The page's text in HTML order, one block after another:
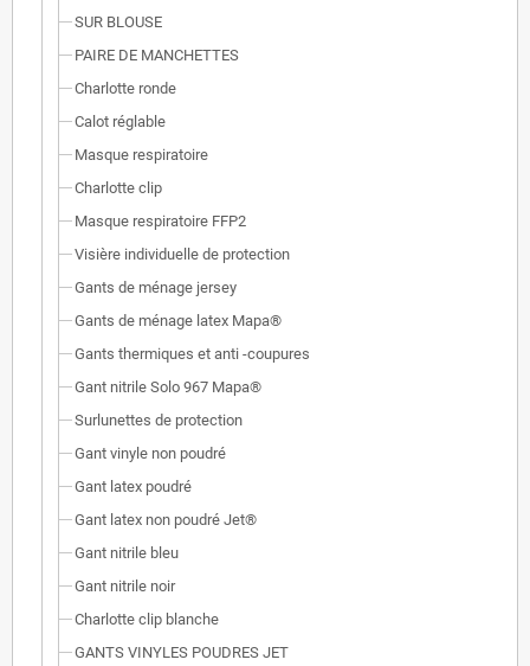
SUR BLOUSE
PAIRE DE MANCHETTES
Charlotte ronde
Calot réglable
Masque respiratoire
Charlotte clip
Masque respiratoire FFP2
Visière individuelle de protection
Gants de ménage jersey
Gants de ménage latex Mapa®
Gants thermiques et anti -coupures
Gant nitrile Solo 967 Mapa®
Surlunettes de protection
Gant vinyle non poudré
Gant latex poudré
Gant latex non poudré Jet®
Gant nitrile bleu
Gant nitrile noir
Charlotte clip blanche
GANTS VINYLES POUDRES JET